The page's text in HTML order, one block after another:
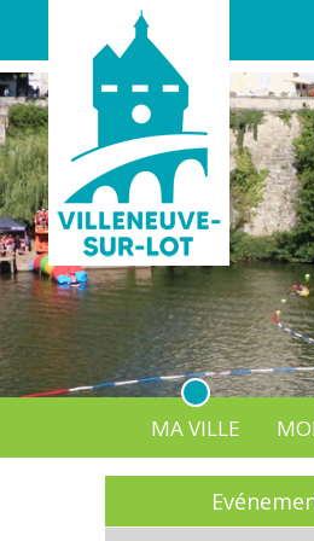
MA VILLE
Affichage légal